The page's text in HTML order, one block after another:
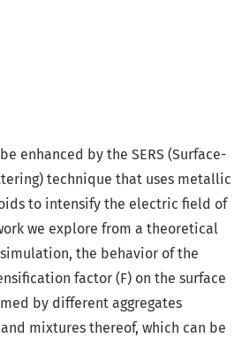
enhanced by the SERS (Surface-
technique that uses metallic
to intensify the electric field of
we explore from a theoretical
the behavior of the
factor (F) on the surface
by different aggregates
mixtures thereof, which can be